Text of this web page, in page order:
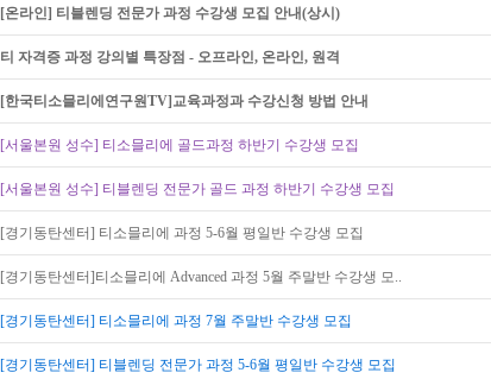
[온라인] 티블렌딩 전문가 과정 수강생 모집 안내(상시)
티 자격증 과정 강의별 특장점 - 오프라인, 온라인, 원격
[한국티소믈리에연구원TV]교육과정과 수강신청 방법 안내
[서울본원 성수] 티소믈리에 골드과정 하반기 수강생 모집
[서울본원 성수] 티블렌딩 전문가 골드 과정 하반기 수강생 모집
[경기동탄센터] 티소믈리에 과정 5-6월 평일반 수강생 모집
[경기동탄센터]티소믈리에 Advanced 과정 5월 주말반 수강생 모..
[경기동탄센터] 티소믈리에 과정 7월 주말반 수강생 모집
[경기동탄센터] 티블렌딩 전문가 과정 5-6월 평일반 수강생 모집